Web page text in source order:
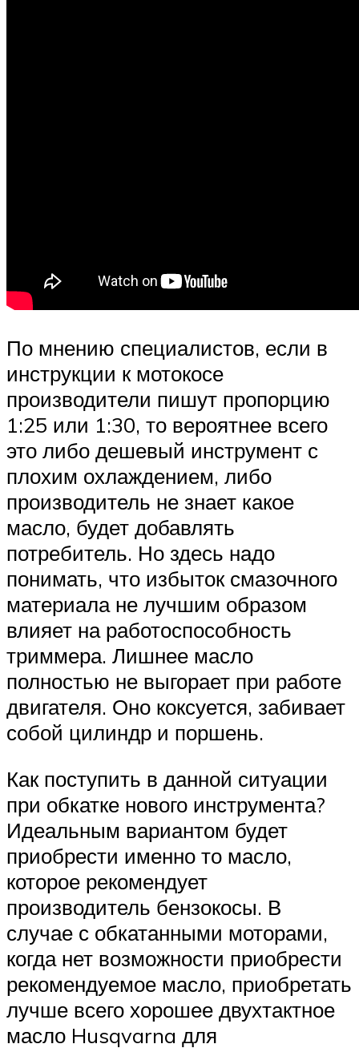
По мнению специалистов, если в
инструкции к мотокосе
производители пишут пропорцию
1:25 или 1:30, то вероятнее всего
это либо дешевый инструмент с
плохим охлаждением, либо
производитель не знает какое
масло, будет добавлять
потребитель. Но здесь надо
понимать, что избыток смазочного
материала не лучшим образом
влияет на работоспособность
триммера. Лишнее масло
полностью не выгорает при работе
двигателя. Оно коксуется, забивает
собой цилиндр и поршень.
Как поступить в данной ситуации
при обкатке нового инструмента?
Идеальным вариантом будет
приобрести именно то масло,
которое рекомендует
производитель бензокосы. В
случае с обкатанными моторами,
когда нет возможности приобрести
рекомендуемое масло, приобретать
лучше всего хорошее двухтактное
масло Husqvarna для